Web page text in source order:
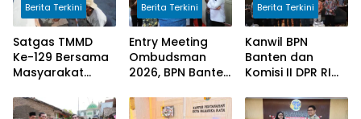
Berita Terkini
Satgas TMMD
Ke-129 Bersama
Masyarakat
Pekerjaan
Berita Terkini
Entry Meeting
Ombudsman
2026, BPN Banten
Pelayanan Publik
Berita Terkini
Kanwil BPN
Banten dan
Komisi II DPR RI
Program